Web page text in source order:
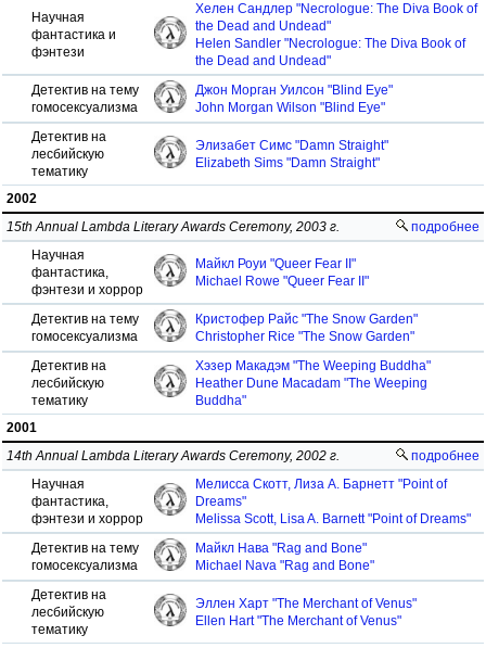
Научная
фантастика и
фэнтези
Хелен Сандлер "Necrologue: The Diva Book of
the Dead and Undead"
Helen Sandler "Necrologue: The Diva Book of
the Dead and Undead"
Детектив на тему
гомосексуализма
Джон Морган Уилсон "Blind Eye"
John Morgan Wilson "Blind Eye"
Детектив на
лесбийскую
тематику
Элизабет Симс "Damn Straight"
Elizabeth Sims "Damn Straight"
2002
подробнее
15th Annual Lambda Literary Awards Ceremony, 2003 г.
Научная
фантастика,
фэнтези и хоррор
Майкл Роуи "Queer Fear II"
Michael Rowe "Queer Fear II"
Детектив на тему
гомосексуализма
Кристофер Райс "The Snow Garden"
Christopher Rice "The Snow Garden"
Детектив на
лесбийскую
тематику
Хэзер Макадэм "The Weeping Buddha"
Heather Dune Macadam "The Weeping
Buddha"
2001
подробнее
14th Annual Lambda Literary Awards Ceremony, 2002 г.
Научная
фантастика,
фэнтези и хоррор
Мелисса Скотт, Лиза А. Барнетт "Point of
Dreams"
Melissa Scott, Lisa A. Barnett "Point of Dreams"
Детектив на тему
гомосексуализма
Майкл Нава "Rag and Bone"
Michael Nava "Rag and Bone"
Детектив на
лесбийскую
тематику
Эллен Харт "The Merchant of Venus"
Ellen Hart "The Merchant of Venus"